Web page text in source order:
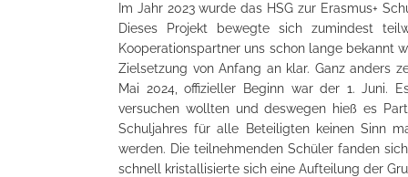
Im Jahr 2023 wurde das HSG zur Erasmus+
Dieses Projekt bewegte sich zumindest
Kooperationspartner uns schon lange bekannt
Zielsetzung von Anfang an klar. Ganz anders
Mai 2024, offizieller Beginn war der 1. Juni.
versuchen wollten und deswegen hieß es
Schuljahres für alle Beteiligten keinen Sinn
werden. Die teilnehmenden Schüler fanden
schnell kristallisierte sich eine Aufteilung der